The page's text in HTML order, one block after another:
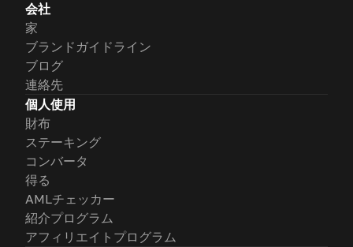
会社
家
ブランドガイドライン
ブログ
連絡先
個人使用
財布
ステーキング
コンバータ
得る
AMLチェッカー
紹介プログラム
アフィリエイトプログラム